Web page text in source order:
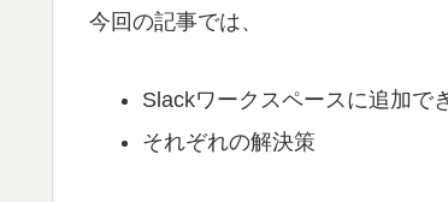
今回の記事では、
Slackワークスペースに追加で
それぞれの解決策